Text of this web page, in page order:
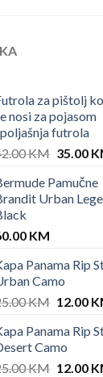
za pištolj
nosi za pojasom
futrola
KM Original
was:
42.00
35.00
Pamučne
Urban
KM
Panama Rip
Camo
KM Original
was:
25.00
12.00
Panama Rip
Camo
KM Original
12.00